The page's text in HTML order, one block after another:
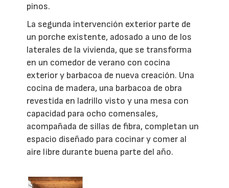
pinos.
La segunda intervención exterior parte de
un porche existente, adosado a uno de los
laterales de la vivienda, que se transforma
en un comedor de verano con cocina
exterior y barbacoa de nueva creación. Una
cocina de madera, una barbacoa de obra
revestida en ladrillo visto y una mesa con
capacidad para ocho comensales,
acompañada de sillas de fibra, completan un
espacio diseñado para cocinar y comer al
aire libre durante buena parte del año.